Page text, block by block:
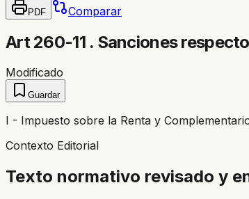
PDF Comparar
Art 260-11 . Sanciones
Modificado
Guardar
I - Impuesto sobre la Renta y
Contexto Editorial
Texto normativo revisado y